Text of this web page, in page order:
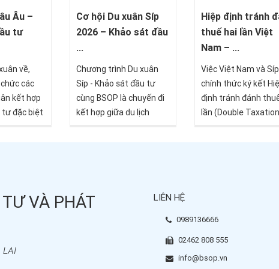
toàn cầu chỉ riêng trong
năm 2024.
quyết lượng lớn hồ
đang tồn đọng.
Âu –
tư
về,
các
kết hợp
tư đặc biệt
là dịp để
các thị
Cơ hội Du xuân Síp
2026 – Khảo sát đầu
...
Chương trình Du xuân
Síp - Khảo sát đầu tư
cùng BSOP là chuyến đi
kết hợp giữa du lịch
Hiệp định tránh
thuế hai lần Việt
Nam – ...
Việc Việt Nam và Síp
chính thức ký kết
định tránh đánh
lần (Double Taxation
VÀ PHÁT
LAI
LIÊN HỆ
0989136666
02462 808 555
info@bsop.vn